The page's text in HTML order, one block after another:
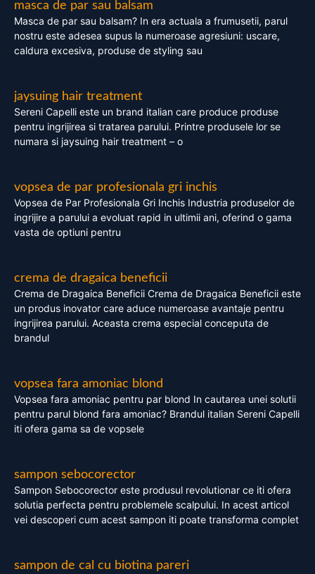
masca de par sau balsam
Masca de par sau balsam? In era actuala a frumusetii, parul
nostru este adesea supus la numeroase agresiuni: uscare,
caldura excesiva, produse de styling sau
jaysuing hair treatment
Sereni Capelli este un brand italian care produce produse
pentru ingrijirea si tratarea parului. Printre produsele lor se
numara si jaysuing hair treatment – o
vopsea de par profesionala gri inchis
Vopsea de Par Profesionala Gri Inchis Industria produselor de
ingrijire a parului a evoluat rapid in ultimii ani, oferind o gama
vasta de optiuni pentru
crema de dragaica beneficii
Crema de Dragaica Beneficii Crema de Dragaica Beneficii este
un produs inovator care aduce numeroase avantaje pentru
ingrijirea parului. Aceasta crema especial conceputa de
brandul
vopsea fara amoniac blond
Vopsea fara amoniac pentru par blond In cautarea unei solutii
pentru parul blond fara amoniac? Brandul italian Sereni Capelli
iti ofera gama sa de vopsele
sampon sebocorector
Sampon Sebocorector este produsul revolutionar ce iti ofera
solutia perfecta pentru problemele scalpului. In acest articol
vei descoperi cum acest sampon iti poate transforma complet
sampon de cal cu biotina pareri